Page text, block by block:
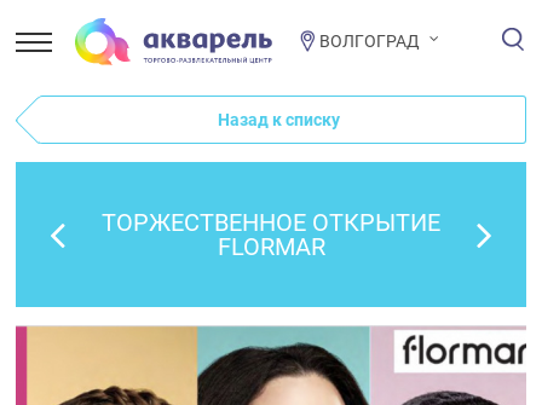
ВОЛГОГРАД
Назад к списку
ТОРЖЕСТВЕННОЕ ОТКРЫТИЕ
FLORMAR